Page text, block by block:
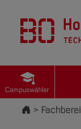
Campuswähler
Startseite